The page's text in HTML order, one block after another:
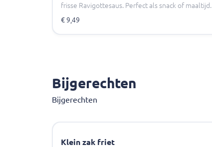
frisse Ravigottesaus. Perfect als snack of maaltijd.
€ 9,49
Bijgerechten
Bijgerechten
Klein zak friet